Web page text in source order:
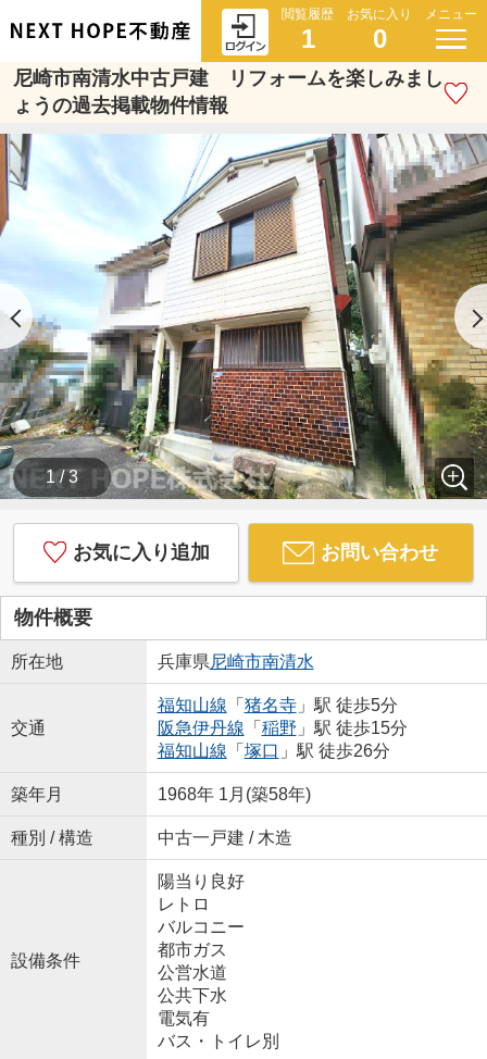
閲覧履歴
1
お気に入り
0
メニュー
尼崎市南清水中古戸建 リフォームを楽しみまし
ょうの過去掲載物件情報
1 / 3
お気に入り追加 お問い合わせ
物件概要
所在地 兵庫県尼崎市南清水
交通
福知山線 「 猪名寺」駅 徒歩5分
阪急伊丹線 「 稲野 」駅 徒歩15分
福知山線 「 塚口 」駅 徒歩26分
築年月 1968年 1月(築58年)
種別 / 構造 中古一戸建 / 木造
設備条件
陽当り良好
レトロ
バルコニー
都市ガス
公営水道
公共下水
電気有
バス・トイレ別